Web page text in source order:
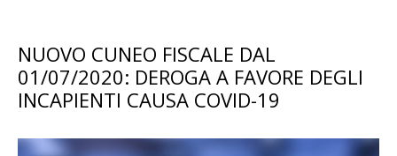
NUOVO CUNEO FISCALE DAL
01/07/2020: DEROGA A FAVORE DEGLI
INCAPIENTI CAUSA COVID-19